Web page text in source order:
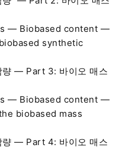
— Biobased content —
synthetic
량 — Part 3: 바이오 매스
— Biobased content —
biobased mass
량 — Part 4: 바이오 매스